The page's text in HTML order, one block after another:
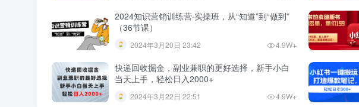
2024知识营销训练营·实操班，从“知道”到“做到”
（36节课）
2024年3月20日 23:42 4.9W+
快递回收掘金，副业兼职的更好选择，新手小白
当天上手，轻松日入2000+
2024年3月22日 22:51 4.9W+